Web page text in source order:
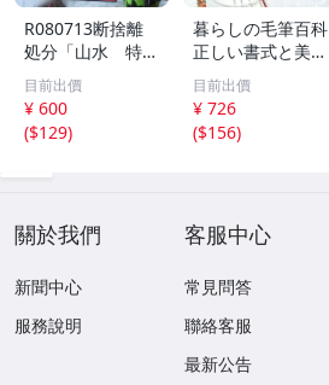
R080713断捨離
処分「山水 特選
書道セット」未使
用品
目前出價
¥ 600
($129)
暮らしの毛筆百科
正しい書式と美し
い作例/石川芳雲
(著者)
目前出價
¥ 726
($156)
關於我們
新聞中心
服務說明
客服中心
常見問答
聯絡客服
最新公告